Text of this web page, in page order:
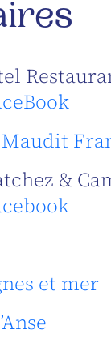
&
et mer